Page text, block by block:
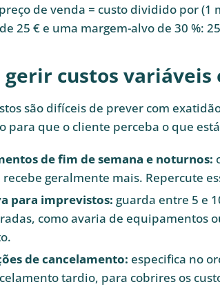
de venda = custo dividido por (1
25 € e uma margem-alvo de 30 %:
gerir custos
são difíceis de prever com
para que o cliente perceba o que
de fim de semana e noturnos:
geralmente mais. Repercute
para imprevistos: guarda entre 5 e
como avaria de equipamentos
de cancelamento: especifica no
tardio, para cobrires os